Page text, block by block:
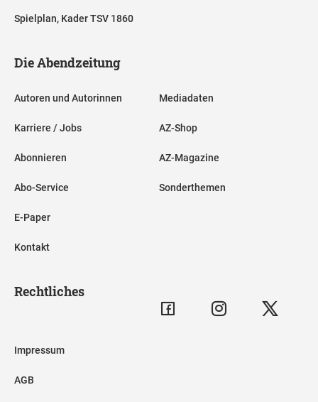
Spielplan, Kader TSV 1860
Die Abendzeitung
Autoren und Autorinnen
Karriere / Jobs
Abonnieren
Abo-Service
E-Paper
Kontakt
Mediadaten
AZ-Shop
AZ-Magazine
Sonderthemen
Rechtliches
Impressum
AGB